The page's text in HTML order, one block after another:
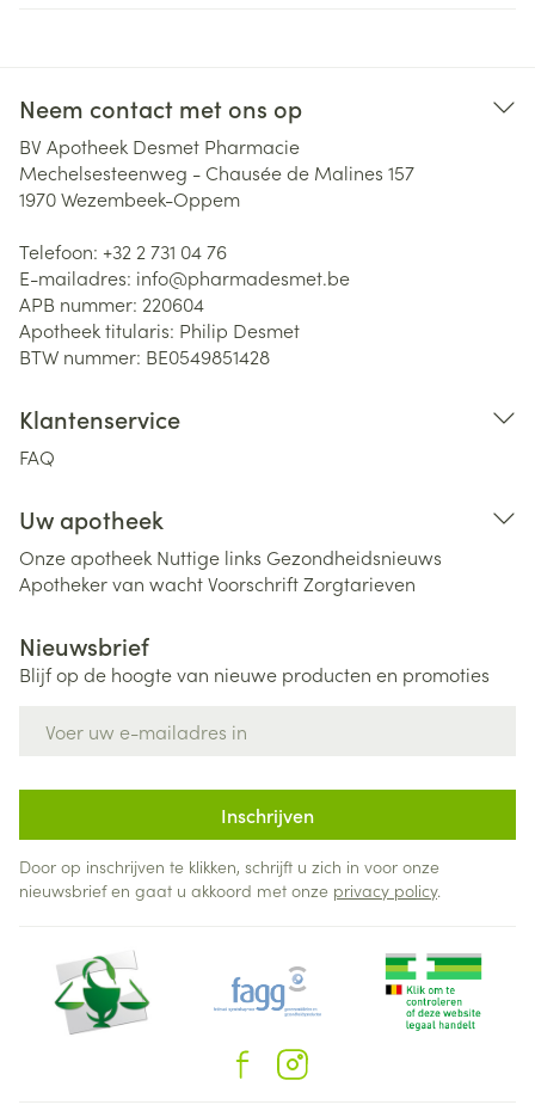
Neem contact met ons op
BV Apotheek Desmet Pharmacie
Mechelsesteenweg - Chausée de Malines 157
1970Wezembeek-Oppem
Telefoon: +32 2 731 04 76
E-mailadres: info@pharmadesmet.be
APB nummer: 220604
Apotheek titularis: Philip Desmet
BTW nummer: BE0549851428
Klantenservice
FAQ
Uw apotheek
Onze apotheek Nuttige links Gezondheidsnieuws
Apotheker van wachtVoorschriftZorgtarieven
Nieuwsbrief
Blijf op de hoogte van nieuwe producten en promoties
Inschrijven
Door op inschrijven te klikken, schrijft u zich in voor onze
nieuwsbrief en gaat u akkoord met onze privacy policy.